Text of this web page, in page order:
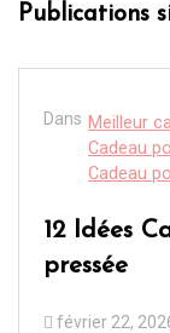
Publications
Dans Meilleur
Cadeau
Cadeau
12 Idées
pressée
février 22,